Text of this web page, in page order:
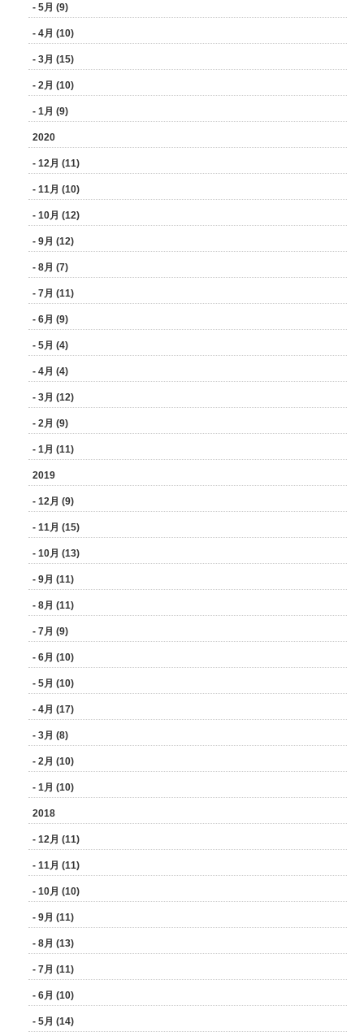
- 5月 (9)
- 4月 (10)
- 3月 (15)
- 2月 (10)
- 1月 (9)
2020
- 12月 (11)
- 11月 (10)
- 10月 (12)
- 9月 (12)
- 8月 (7)
- 7月 (11)
- 6月 (9)
- 5月 (4)
- 4月 (4)
- 3月 (12)
- 2月 (9)
- 1月 (11)
2019
- 12月 (9)
- 11月 (15)
- 10月 (13)
- 9月 (11)
- 8月 (11)
- 7月 (9)
- 6月 (10)
- 5月 (10)
- 4月 (17)
- 3月 (8)
- 2月 (10)
- 1月 (10)
2018
- 12月 (11)
- 11月 (11)
- 10月 (10)
- 9月 (11)
- 8月 (13)
- 7月 (11)
- 6月 (10)
- 5月 (14)